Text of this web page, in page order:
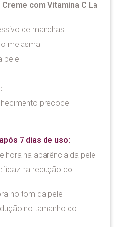
com Vitamina C La
de manchas
melasma
pele
precoce
7 dias de uso:
na aparência da pele
na redução do
no tom da pele
no tamanho do